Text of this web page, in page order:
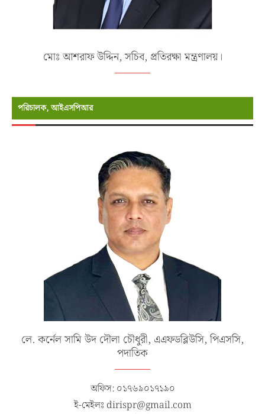
মোঃ আশরাফ উদ্দিন, সচিব, প্রতিরক্ষা মন্ত্রণালয়।
পরিচালক, আইএসপিআর
লে. কর্নেল সামি উদ দৌলা চৌধুরী, এএফডব্লিউসি, পিএসসি,
পদাতিক
অফিস: ০১৭৬৯০১৭১৯০
ই-মেইলঃ dirispr@gmail.com